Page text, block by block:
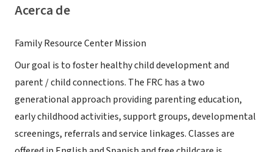
Acerca de
Family Resource Center Mission
Our goal is to foster healthy child development and
parent / child connections. The FRC has a two
generational approach providing parenting education,
early childhood activities, support groups, developmental
screenings, referrals and service linkages. Classes are